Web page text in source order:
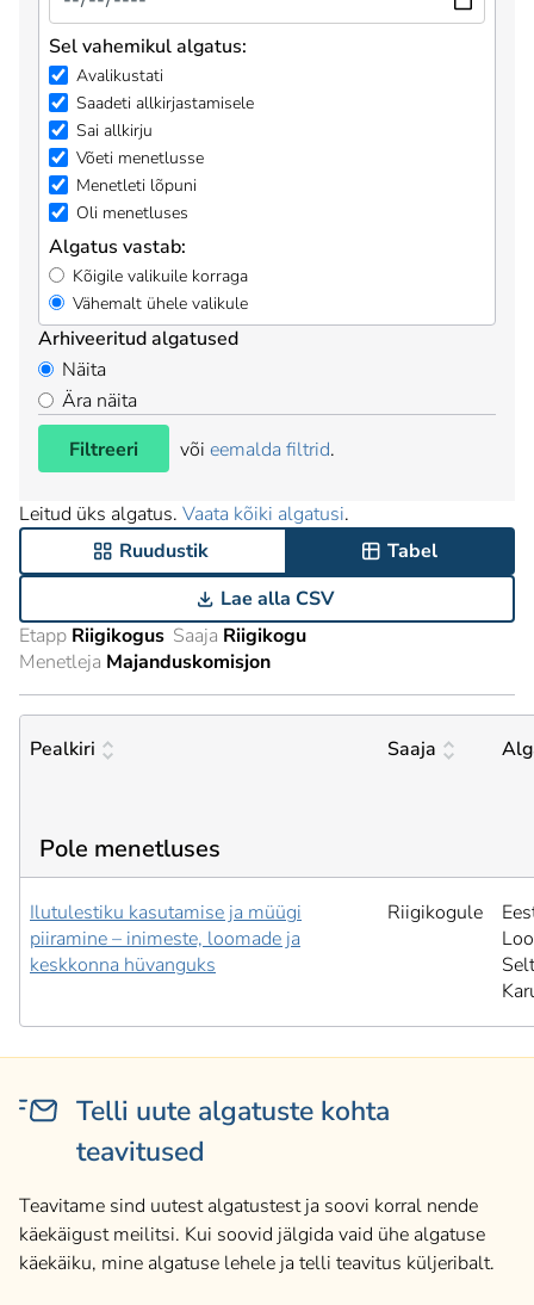
Sel vahemikul algatus:
Avalikustati
Saadeti allkirjastamisele
Sai allkirju
Võeti menetlusse
Menetleti lõpuni
Oli menetluses
Algatus vastab:
Kõigile valikuile korraga
Vähemalt ühele valikule
Arhiveeritud algatused
Näita
Ära näita
Filtreeri
või eemalda filtrid.
Leitud üks algatus. Vaata kõiki algatusi.
Ruudustik
Tabel
Lae alla CSV
Etapp Riigikogus Saaja Riigikogu
Menetleja Majanduskomisjon
Pealkiri Saaja
Pole menetluses
Ilutulestiku kasutamise ja müügi
piiramine – inimeste, loomade ja
keskkonna hüvanguks
Riigikogule
Telli uute algatuste kohta
teavitused
Teavitame sind uutest algatustest ja soovi korral nende
käekäigust meilitsi. Kui soovid jälgida vaid ühe algatuse
käekäiku, mine algatuse lehele ja telli teavitus küljeribalt.